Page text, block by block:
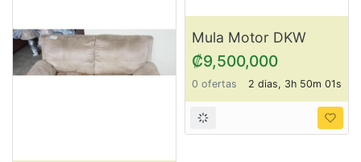
Trinchante ItemCM4
₡150,000
0 ofertas 2 dias, 21h 00m 01s